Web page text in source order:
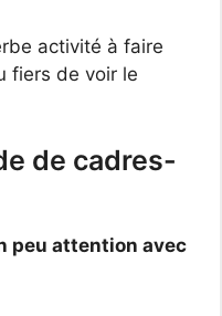
activité à faire
fiers de voir le
de cadres-
peu attention avec